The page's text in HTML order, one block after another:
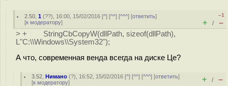
2.50 ,1 (??), 16:00, 15/02/2016 [^] [^^] [^^^] [ответить]
[к модератору]
–1
+ / –
> + StringCbCopyW(dllPath, sizeof(dllPath),
L"C:\\Windows\\System32");
А что, современная венда всегда на диске Це?
3.52 ,Нимано (?), 16:52, 15/02/2016 [^] [^^] [^^^] [ответить]
[к модератору] + / –